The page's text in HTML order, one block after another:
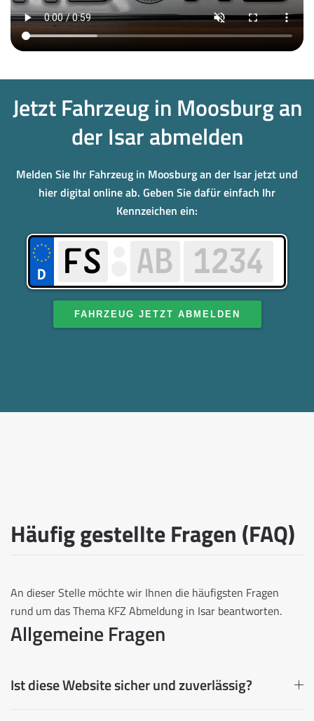
Jetzt Fahrzeug in Moosburg an
der Isar abmelden
Melden Sie Ihr Fahrzeug in Moosburg an der Isar jetzt und
hier digital online ab. Geben Sie dafür einfach Ihr
Kennzeichen ein:
FAHRZEUG JETZT ABMELDEN
Häufig gestellte Fragen (FAQ)
An dieser Stelle möchte wir Ihnen die häufigsten Fragen
rund um das Thema KFZ Abmeldung in Isar beantworten.
Allgemeine Fragen
Ist diese Website sicher und zuverlässig?